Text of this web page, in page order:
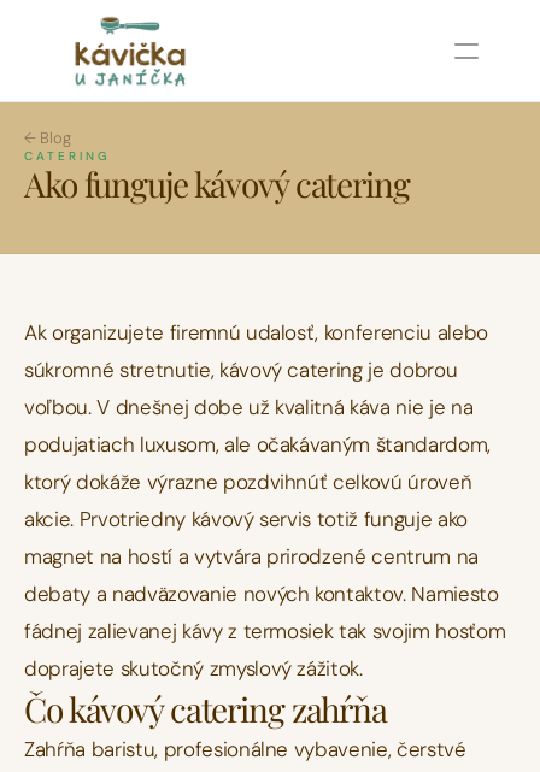
Cenník
Blog
Kontakt
Blumentál
Partizánska lúka
Prenájom priestorov
Prídeme za Vami
← Blog
CATERING
Ako funguje kávový catering
Kávička u Janíčka 3 min čítania Máj 2026
Ak organizujete firemnú udalosť, konferenciu alebo
súkromné stretnutie, kávový catering je dobrou
voľbou. V dnešnej dobe už kvalitná káva nie je na
podujatiach luxusom, ale očakávaným štandardom,
ktorý dokáže výrazne pozdvihnúť celkovú úroveň
akcie. Prvotriedny kávový servis totiž funguje ako
magnet na hostí a vytvára prirodzené centrum na
debaty a nadväzovanie nových kontaktov. Namiesto
fádnej zalievanej kávy z termosiek tak svojim hosťom
doprajete skutočný zmyslový zážitok.
Čo kávový catering zahŕňa
Zahŕňa baristu, profesionálne vybavenie, čerstvé